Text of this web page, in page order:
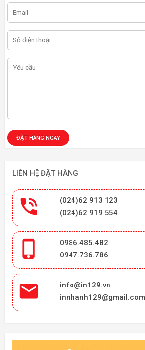
LIÊN HỆ ĐẶT HÀNG

(024)62 913 123
(024)62 919 554

0986.485.482
0947.736.786

info@in129.vn
innhanh129@gmail.com